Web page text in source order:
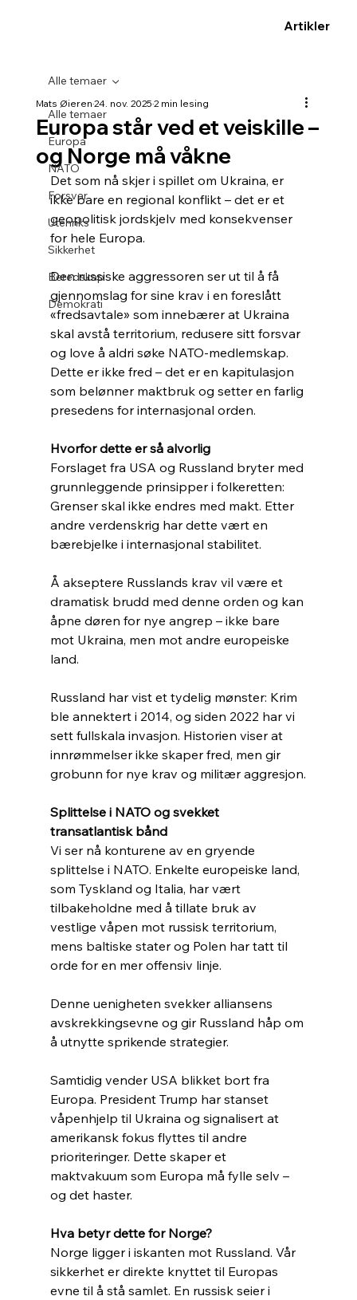
Artikler
Alle temaer
Europa
NATO
Forsvar
Utenriks
Sikkerhet
Beredskap
Demokrati
Alle temaer
Europa står ved et veiskille –
og Norge må våkne
Mats Øieren24. nov. 20252 min lesing
Det som nå skjer i spillet om Ukraina, er
ikke bare en regional konflikt – det er et
geopolitisk jordskjelv med konsekvenser
for hele Europa.
Den russiske aggressoren ser ut til å få
gjennomslag for sine krav i en foreslått
«fredsavtale» som innebærer at Ukraina
skal avstå territorium, redusere sitt forsvar
og love å aldri søke NATO-medlemskap.
Dette er ikke fred – det er en kapitulasjon
som belønner maktbruk og setter en farlig
presedens for internasjonal orden.
Hvorfor dette er så alvorlig
Forslaget fra USA og Russland bryter med
grunnleggende prinsipper i folkeretten:
Grenser skal ikke endres med makt. Etter
andre verdenskrig har dette vært en
bærebjelke i internasjonal stabilitet.
Å akseptere Russlands krav vil være et
dramatisk brudd med denne orden og kan
åpne døren for nye angrep – ikke bare
mot Ukraina, men mot andre europeiske
land.
Russland har vist et tydelig mønster: Krim
ble annektert i 2014, og siden 2022 har vi
sett fullskala invasjon. Historien viser at
innrømmelser ikke skaper fred, men gir
grobunn for nye krav og militær aggresjon.
Splittelse i NATO og svekket
transatlantisk bånd
Vi ser nå konturene av en gryende
splittelse i NATO. Enkelte europeiske land,
som Tyskland og Italia, har vært
tilbakeholdne med å tillate bruk av
vestlige våpen mot russisk territorium,
mens baltiske stater og Polen har tatt til
orde for en mer offensiv linje.
Denne uenigheten svekker alliansens
avskrekkingsevne og gir Russland håp om
å utnytte sprikende strategier.
Samtidig vender USA blikket bort fra
Europa. President Trump har stanset
våpenhjelp til Ukraina og signalisert at
amerikansk fokus flyttes til andre
prioriteringer. Dette skaper et
maktvakuum som Europa må fylle selv –
og det haster.
Hva betyr dette for Norge?
Norge ligger i iskanten mot Russland. Vår
sikkerhet er direkte knyttet til Europas
evne til å stå samlet. En russisk seier i